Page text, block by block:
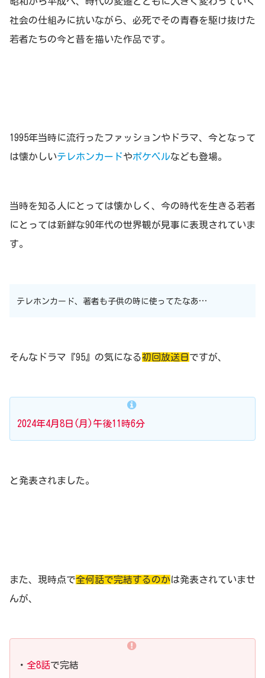
社会の仕組みに抗いながら、必死でその青春を駆け抜けた
若者たちの今と昔を描いた作品です。
1995年当時に流行ったファッションやドラマ、今となって
は懐かしいテレホンカードやポケベルなども登場。
当時を知る人にとっては懐かしく、今の時代を生きる若者
にとっては新鮮な90年代の世界観が見事に表現されていま
す。
テレホンカード、著者も子供の時に使ってたなあ…
そんなドラマ『95』の気になる初回放送日ですが、
2024年4月8日(月)午後11時6分
と発表されました。
また、現時点で全何話で完結するのかは発表されていませ
んが、
・ 全8話で完結